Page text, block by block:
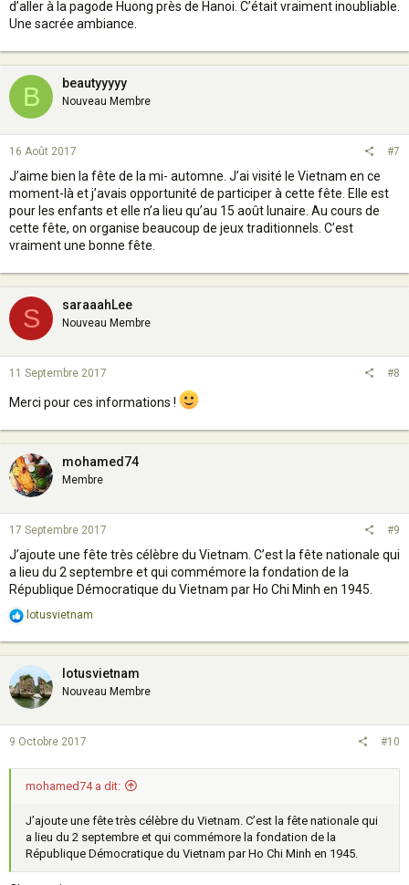
d’aller à la pagode Huong près de Hanoi. C’était vraiment inoubliable.
Une sacrée ambiance.
B beautyyyyy
Nouveau Membre
16 Août 2017 #7
J’aime bien la fête de la mi- automne. J’ai visité le Vietnam en ce
moment-là et j’avais opportunité de participer à cette fête. Elle est
pour les enfants et elle n’a lieu qu’au 15 août lunaire. Au cours de
cette fête, on organise beaucoup de jeux traditionnels. C’est
vraiment une bonne fête.
S saraaahLee
Nouveau Membre
11 Septembre 2017 #8
Merci pour ces informations !
mohamed74
Membre
17 Septembre 2017 #9
J’ajoute une fête très célèbre du Vietnam. C’est la fête nationale qui
a lieu du 2 septembre et qui commémore la fondation de la
République Démocratique du Vietnam par Ho Chi Minh en 1945.
R
a
c
t
i
o
:
lotusvietnam
lotusvietnam
Nouveau Membre
9 Octobre 2017 #10
mohamed74 a dit:
J’ajoute une fête très célèbre du Vietnam. C’est la fête nationale qui
a lieu du 2 septembre et qui commémore la fondation de la
République Démocratique du Vietnam par Ho Chi Minh en 1945.